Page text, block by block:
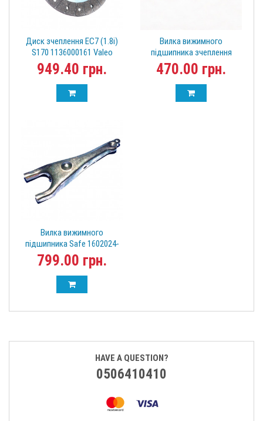
Диск зчеплення EC7 (1.8i)
S170 1136000161 Valeo
949.40 грн.
Вилка вижимного
підшипника зчеплення
Voleex C30 Haval M2 M4
1602011-001
470.00 грн.
Вилка вижимного
підшипника Safe 1602024-
E00
799.00 грн.
HAVE A QUESTION?
0506410410